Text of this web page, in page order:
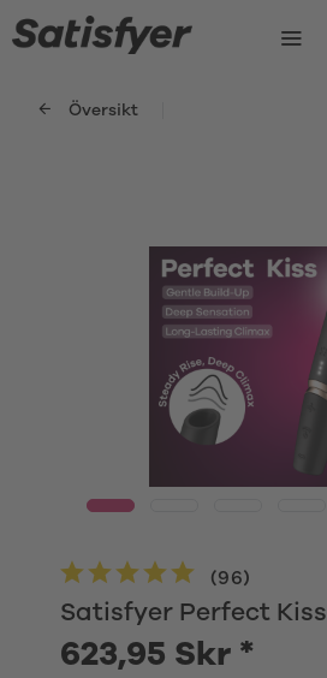
Översikt
Satisfyer Perfect Kiss
(96)
623,95 Skr *